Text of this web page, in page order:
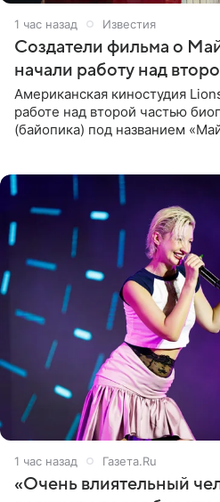
1 час назад Известия
Создатели фильма о
начали работу над
Американская киностудия
работе над второй частью
(байопика) под названием
1 час назад Газета.Ru
«Очень влиятельный